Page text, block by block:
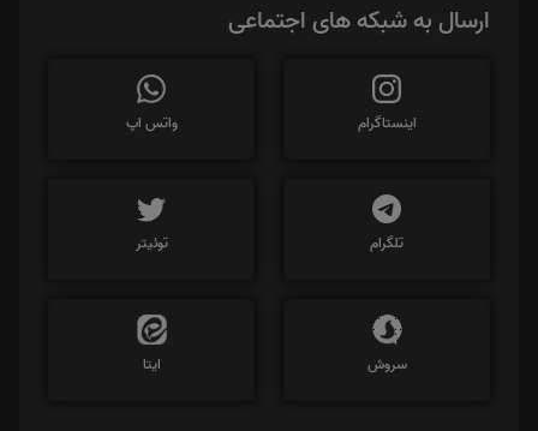
ارسال به شبکه های اجتماعی
اینستاگرام واتس اپ
تلگرام توئیتر
سروش ایتا